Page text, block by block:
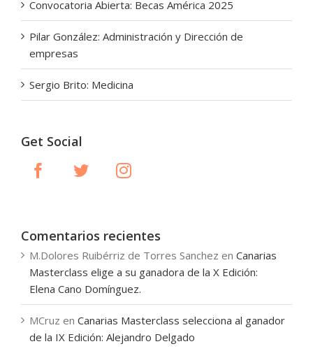
Convocatoria Abierta: Becas América 2025
Pilar González: Administración y Dirección de
empresas
Sergio Brito: Medicina
Get Social
Comentarios recientes
M.Dolores Ruibérriz de Torres Sanchez en Canarias
Masterclass elige a su ganadora de la X Edición:
Elena Cano Domínguez.
MCruz en Canarias Masterclass selecciona al ganador
de la IX Edición: Alejandro Delgado